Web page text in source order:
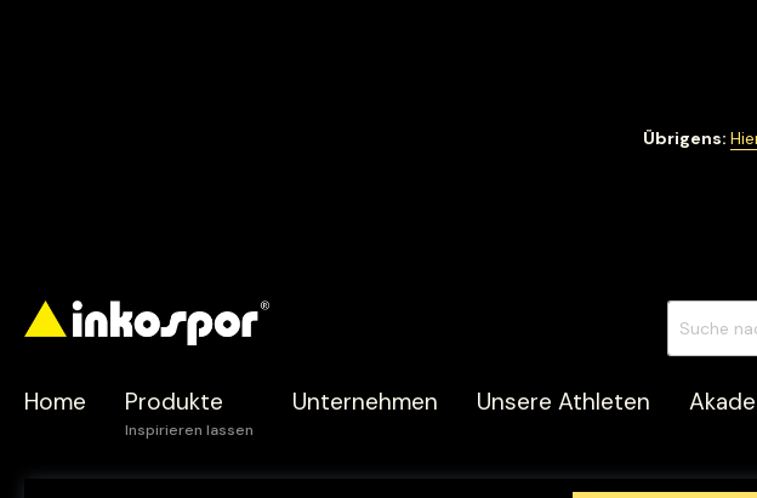
Übrigens:
Home Produkte Unternehmen Unsere Athleten